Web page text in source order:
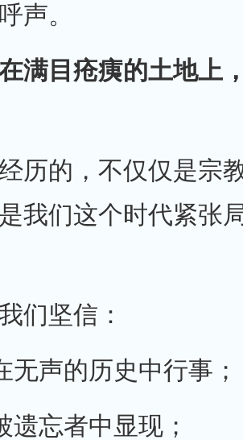
声。
满目疮痍的土地上
历的，不仅仅是宗
我们这个时代紧张
们坚信：
无声的历史中行事；
遗忘者中显现；